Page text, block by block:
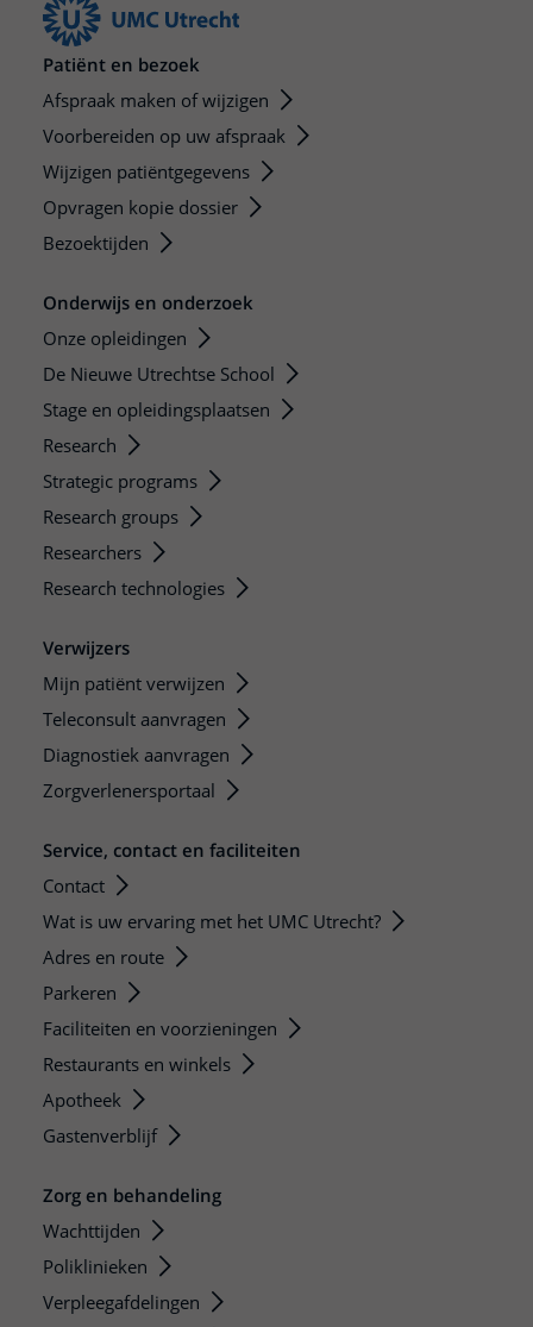
Patiënt en bezoek
Afspraak maken of wijzigen
Voorbereiden op uw afspraak
Wijzigen patiëntgegevens
Opvragen kopie dossier
Bezoektijden
Onderwijs en onderzoek
Onze opleidingen
De Nieuwe Utrechtse School
Stage en opleidingsplaatsen
Research
Strategic programs
Research groups
Researchers
Research technologies
Verwijzers
Mijn patiënt verwijzen
Teleconsult aanvragen
Diagnostiek aanvragen
Zorgverlenersportaal
Service, contact en faciliteiten
Contact
Wat is uw ervaring met het UMC Utrecht?
Adres en route
Parkeren
Faciliteiten en voorzieningen
Restaurants en winkels
Apotheek
Gastenverblijf
Zorg en behandeling
Wachttijden
Poliklinieken
Verpleegafdelingen